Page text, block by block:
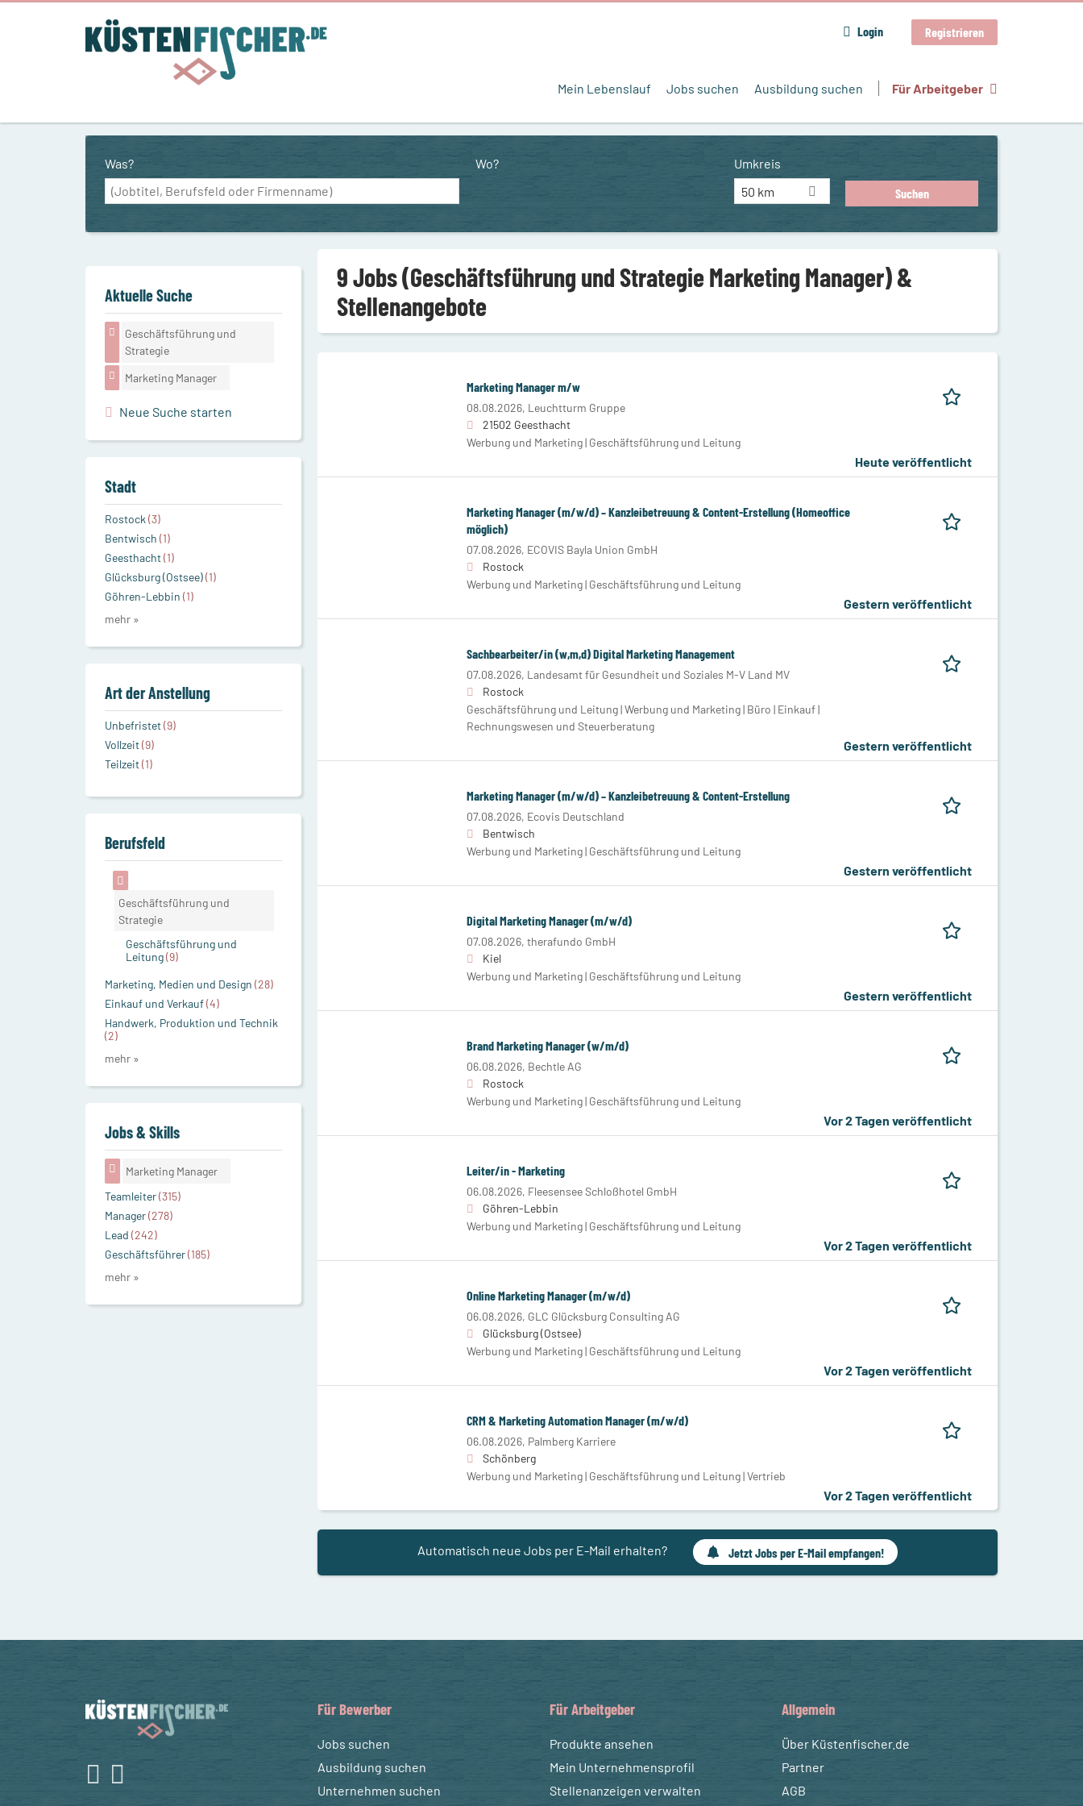
Login Registrieren
Mein Lebenslauf Jobs suchen Ausbildung suchen Für Arbeitgeber
Was? Wo?
Umkreis
50 km
9 Jobs (Geschäftsführung und Strategie Marketing Manager) &
Stellenangebote
Marketing Manager m/w
08.08.2026, Leuchtturm Gruppe
21502 Geesthacht
Werbung und Marketing | Geschäftsführung und Leitung
Heute veröffentlicht
Marketing Manager (m/w/d) – Kanzleibetreuung & Content-Erstellung (Homeoffice
möglich)
07.08.2026, ECOVIS Bayla Union GmbH
Rostock
Werbung und Marketing | Geschäftsführung und Leitung
Gestern veröffentlicht
Sachbearbeiter/in (w,m,d) Digital Marketing Management
07.08.2026, Landesamt für Gesundheit und Soziales M-V Land MV
Rostock
Geschäftsführung und Leitung | Werbung und Marketing | Büro | Einkauf |
Rechnungswesen und Steuerberatung
Gestern veröffentlicht
Marketing Manager (m/w/d) – Kanzleibetreuung & Content-Erstellung
07.08.2026, Ecovis Deutschland
Bentwisch
Werbung und Marketing | Geschäftsführung und Leitung
Gestern veröffentlicht
Digital Marketing Manager (m/w/d)
07.08.2026, therafundo GmbH
Kiel
Werbung und Marketing | Geschäftsführung und Leitung
Gestern veröffentlicht
Brand Marketing Manager (w/m/d)
06.08.2026, Bechtle AG
Rostock
Werbung und Marketing | Geschäftsführung und Leitung
Vor 2 Tagen veröffentlicht
Leiter/in - Marketing
06.08.2026, Fleesensee Schloßhotel GmbH
Göhren-Lebbin
Werbung und Marketing | Geschäftsführung und Leitung
Vor 2 Tagen veröffentlicht
Online Marketing Manager (m/w/d)
06.08.2026, GLC Glücksburg Consulting AG
Glücksburg (Ostsee)
Werbung und Marketing | Geschäftsführung und Leitung
Vor 2 Tagen veröffentlicht
CRM & Marketing Automation Manager (m/w/d)
06.08.2026, Palmberg Karriere
Schönberg
Werbung und Marketing | Geschäftsführung und Leitung | Vertrieb
Vor 2 Tagen veröffentlicht
Automatisch neue Jobs per E-Mail erhalten? Jetzt Jobs per E-Mail empfangen!
Aktuelle Suche
Geschäftsführung und
Strategie
Marketing Manager
Neue Suche starten
Stadt
Rostock (3)
Bentwisch (1)
Geesthacht(1)
Glücksburg (Ostsee)(1)
Göhren-Lebbin (1)
mehr »
Art der Anstellung
Unbefristet(9)
Vollzeit(9)
Teilzeit(1)
Berufsfeld
Geschäftsführung und
Strategie
Geschäftsführung und
Leitung(9)
Marketing, Medien und Design (28)
Einkauf und Verkauf(4)
Handwerk, Produktion und Technik
(2)
mehr »
Jobs & Skills
Marketing Manager
Teamleiter(315)
Manager(278)
Lead (242)
Geschäftsführer(185)
mehr »
Für Bewerber
Jobs suchen
Ausbildung suchen
Unternehmen suchen
Für Arbeitgeber
Produkte ansehen
Mein Unternehmensprofil
Stellenanzeigen verwalten
Allgemein
Über Küstenfischer.de
Partner
AGB